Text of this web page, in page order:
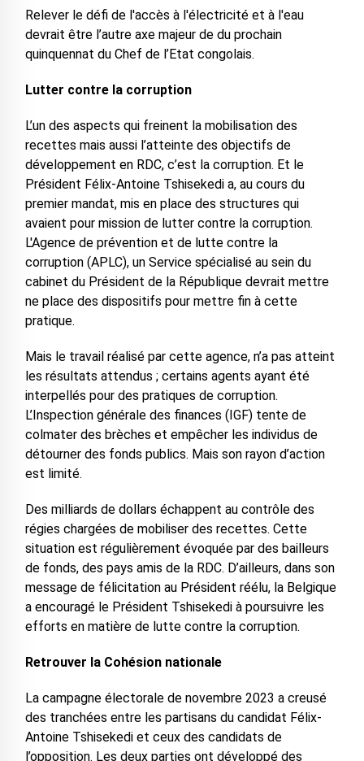
Relever le défi de l'accès à l'électricité et à l'eau
devrait être l’autre axe majeur de du prochain
quinquennat du Chef de l’Etat congolais.
Lutter contre la corruption
L’un des aspects qui freinent la mobilisation des
recettes mais aussi l’atteinte des objectifs de
développement en RDC, c’est la corruption. Et le
Président Félix-Antoine Tshisekedi a, au cours du
premier mandat, mis en place des structures qui
avaient pour mission de lutter contre la corruption.
L'Agence de prévention et de lutte contre la
corruption (APLC), un Service spécialisé au sein du
cabinet du Président de la République devrait mettre
ne place des dispositifs pour mettre fin à cette
pratique.
Mais le travail réalisé par cette agence, n’a pas atteint
les résultats attendus ; certains agents ayant été
interpellés pour des pratiques de corruption.
L’Inspection générale des finances (IGF) tente de
colmater des brèches et empêcher les individus de
détourner des fonds publics. Mais son rayon d’action
est limité.
Des milliards de dollars échappent au contrôle des
régies chargées de mobiliser des recettes. Cette
situation est régulièrement évoquée par des bailleurs
de fonds, des pays amis de la RDC. D’ailleurs, dans son
message de félicitation au Président réélu, la Belgique
a encouragé le Président Tshisekedi à poursuivre les
efforts en matière de lutte contre la corruption.
Retrouver la Cohésion nationale
La campagne électorale de novembre 2023 a creusé
des tranchées entre les partisans du candidat Félix-
Antoine Tshisekedi et ceux des candidats de
l’opposition. Les deux parties ont développé des